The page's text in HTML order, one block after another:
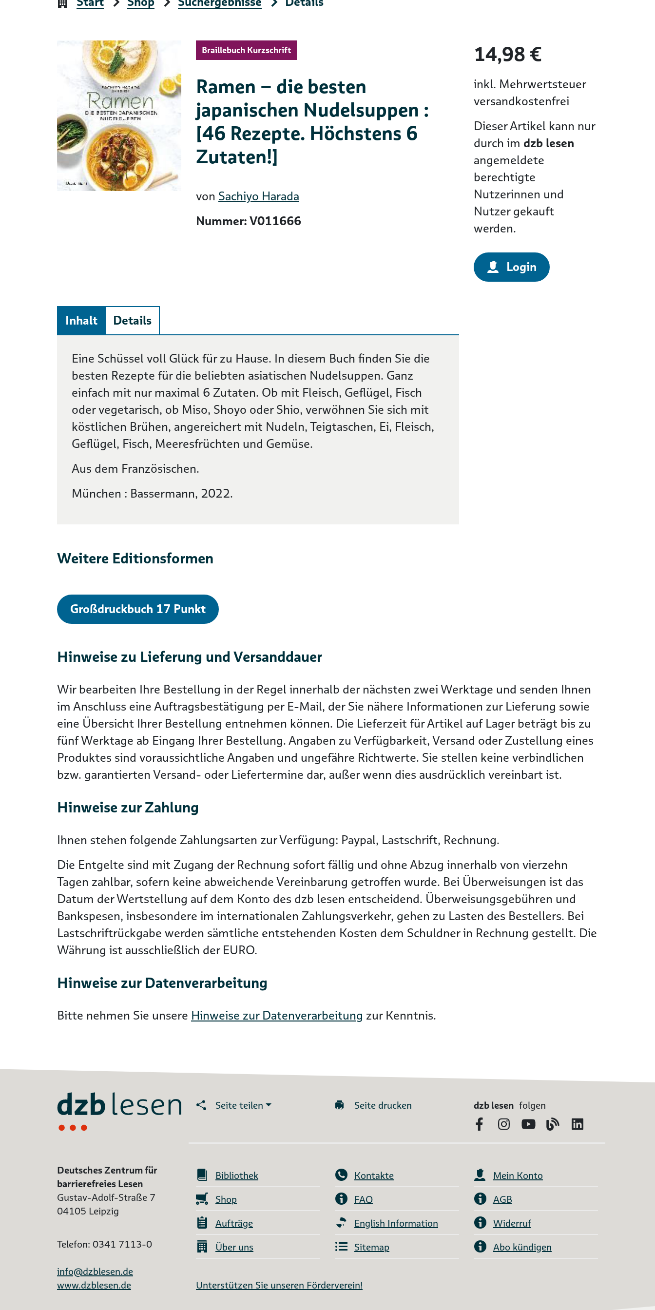
Braillebuch Kurzschrift
Ramen – die besten
japanischen Nudelsuppen :
[46 Rezepte. Höchstens 6
Zutaten!]
von Sachiyo Harada
Nummer: V011666
14,98 €
inkl. Mehrwertsteuer
versandkostenfrei
Dieser Artikel kann nur
durch im dzb lesen
angemeldete
berechtigte
Nutzerinnen und
Nutzer gekauft
werden.
Login
Inhalt Details
Beschreibung
Eine Schüssel voll Glück für zu Hause. In diesem Buch finden Sie die
besten Rezepte für die beliebten asiatischen Nudelsuppen. Ganz
einfach mit nur maximal 6 Zutaten. Ob mit Fleisch, Geflügel, Fisch
oder vegetarisch, ob Miso, Shoyo oder Shio, verwöhnen Sie sich mit
köstlichen Brühen, angereichert mit Nudeln, Teigtaschen, Ei, Fleisch,
Geflügel, Fisch, Meeresfrüchten und Gemüse.
Aus dem Französischen.
München : Bassermann, 2022.
Weitere Editionsformen
Großdruckbuch 17 Punkt
Hinweise zu Lieferung und Versanddauer
Wir bearbeiten Ihre Bestellung in der Regel innerhalb der nächsten zwei Werktage und senden Ihnen
im Anschluss eine Auftragsbestätigung per E-Mail, der Sie nähere Informationen zur Lieferung sowie
eine Übersicht Ihrer Bestellung entnehmen können. Die Lieferzeit für Artikel auf Lager beträgt bis zu
fünf Werktage ab Eingang Ihrer Bestellung. Angaben zu Verfügbarkeit, Versand oder Zustellung eines
Produktes sind voraussichtliche Angaben und ungefähre Richtwerte. Sie stellen keine verbindlichen
bzw. garantierten Versand- oder Liefertermine dar, außer wenn dies ausdrücklich vereinbart ist.
Hinweise zur Zahlung
Ihnen stehen folgende Zahlungsarten zur Verfügung: Paypal, Lastschrift, Rechnung.
Die Entgelte sind mit Zugang der Rechnung sofort fällig und ohne Abzug innerhalb von vierzehn
Tagen zahlbar, sofern keine abweichende Vereinbarung getroffen wurde. Bei Überweisungen ist das
Datum der Wertstellung auf dem Konto des dzb lesen entscheidend. Überweisungsgebühren und
Bankspesen, insbesondere im internationalen Zahlungsverkehr, gehen zu Lasten des Bestellers. Bei
Lastschriftrückgabe werden sämtliche entstehenden Kosten dem Schuldner in Rechnung gestellt. Die
Währung ist ausschließlich der EURO.
Hinweise zur Datenverarbeitung
Bitte nehmen Sie unsere Hinweise zur Datenverarbeitung zur Kenntnis.
Seite teilen Seite drucken dzb lesen folgen
FacebookInstagram
YouTubeBlog
Deutsches Zentrum für
barrierefreies Lesen
Gustav-Adolf-Straße 7
04105 Leipzig
Telefon: 0341 7113-0
info@dzblesen.de
www.dzblesen.de
Bibliothek Kontakte
Mein Konto
Shop
FAQ
AGB
Aufträge
English Information
Widerruf
Über uns
Sitemap Abo kündigen
Unterstützen Sie unseren Förderverein!